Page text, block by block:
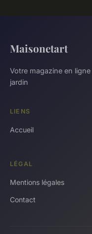
Maisonetart
Votre magazine en
jardin
LIENS
Accueil
LÉGAL
Mentions légales
Contact